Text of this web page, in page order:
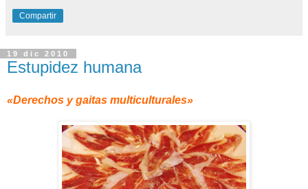
Compartir
19 dic 2010
Estupidez humana
«Derechos y gaitas multiculturales»